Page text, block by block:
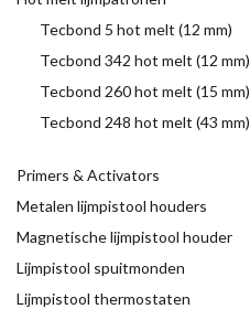
Tecbond 5 hot melt (12 mm)
Tecbond 342 hot melt (12 mm)
Tecbond 260 hot melt (15 mm)
Tecbond 248 hot melt (43 mm)
Primers & Activators
Metalen lijmpistool houders
Magnetische lijmpistool houder
Lijmpistool spuitmonden
Lijmpistool thermostaten